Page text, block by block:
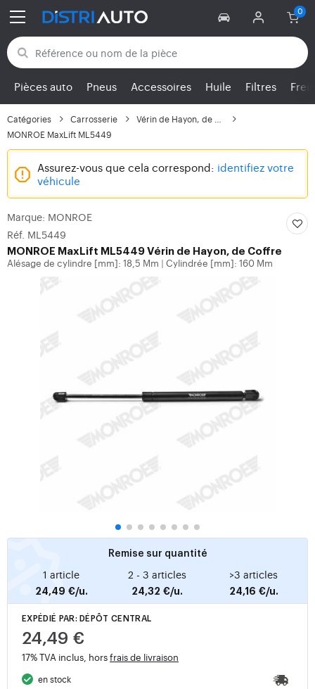
Retour aux catégories
Pièces auto Pneus Accessoires Huile Filtres
Catégories Carrosserie
MONROE MaxLift ML5449
Assurez-vous que cela correspond: identifiez votre
véhicule
Marque: MONROE
Réf. ML5449
MONROE MaxLift ML5449 Vérin de Hayon, de Coffre
Alésage de cylindre [mm]: 18,5 Mm Cylindrée [mm]: 160 Mm
Remise sur quantité
1 article
24,49 €/u.
2 - 3 articles
24,32 €/u.
>3 articles
24,16 €/u.
EXPÉDIÉ PAR: DÉPÔT CENTRAL
24,49 €
17% TVA inclus, horsfrais de livraison
en stock